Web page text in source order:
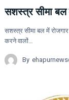
सशस्त्र सीमा बल
सशस्त्र सीमा बल में
करने वालों…
By